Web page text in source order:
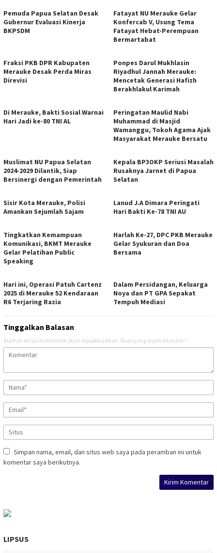
Pemuda Papua Selatan Desak
Gubernur Evaluasi Kinerja
BKPSDM
Fatayat NU Merauke Gelar
Konfercab V, Usung Tema
Fatayat Hebat-Perempuan
Bermartabat
Fraksi PKB DPR Kabupaten
Merauke Desak Perda Miras
Direvisi
Ponpes Darul Mukhlasin
Riyadhul Jannah Merauke:
Mencetak Generasi Hafizh
Berakhlakul Karimah
Di Merauke, Bakti Sosial Warnai
Hari Jadi ke-80 TNI AL
Peringatan Maulid Nabi
Muhammad di Masjid
Wamanggu, Tokoh Agama Ajak
Masyarakat Merauke Bersatu
Muslimat NU Papua Selatan
2024-2029 Dilantik, Siap
Bersinergi dengan Pemerintah
Kepala BP3OKP Seriusi Masalah
Rusaknya Jarnet di Papua
Selatan
Sisir Kota Merauke, Polisi
Amankan Sejumlah Sajam
Lanud J.A Dimara Peringati
Hari Bakti Ke-78 TNI AU
Tingkatkan Kemampuan
Komunikasi, BKMT Merauke
Gelar Pelatihan Public
Speaking
Harlah Ke-27, DPC PKB Merauke
Gelar Syukuran dan Doa
Bersama
Hari ini, Operasi Patuh Cartenz
2025 di Merauke 52 Kendaraan
R6 Terjaring Razia
Dalam Persidangan, Keluarga
Noya dan PT GPA Sepakat
Tempuh Mediasi
Tinggalkan Balasan
Alamat email Anda tidak akan dipublikasikan. Ruas yang wajib ditandai *
Simpan nama, email, dan situs web saya pada peramban ini untuk
komentar saya berikutnya.
LIPSUS